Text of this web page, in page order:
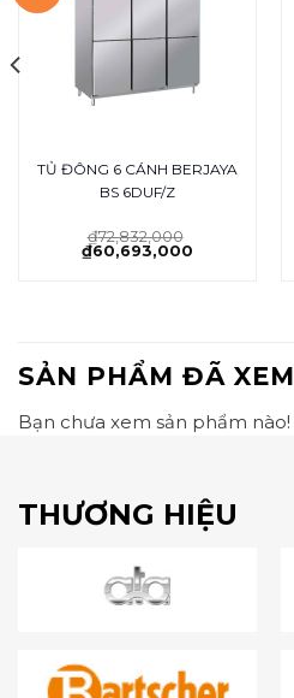
TỦ ĐÔNG 6 CÁNH BERJAYA
BS 6DUF/Z
₫72,832,000
₫60,693,000
SẢN PHẨM ĐÃ XEM
Bạn chưa xem sản phẩm nào!
THƯƠNG HIỆU